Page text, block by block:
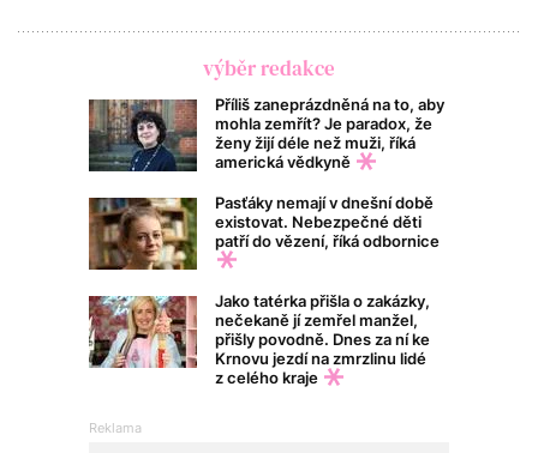
výběr redakce
Příliš zaneprázdněná na to, aby
mohla zemřít? Je paradox, že
ženy žijí déle než muži, říká
americká vědkyně
Pasťáky nemají v dnešní době
existovat. Nebezpečné děti
patří do vězení, říká odbornice
Jako tatérka přišla o zakázky,
nečekaně jí zemřel manžel,
přišly povodně. Dnes za ní ke
Krnovu jezdí na zmrzlinu lidé
z celého kraje